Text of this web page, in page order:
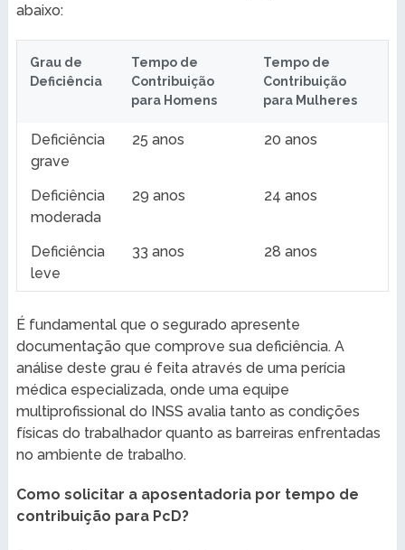
abaixo:
Grau de
Deficiência
Tempo de
Contribuição
para Homens
Tempo de
Contribuição
para Mulheres
Deficiência
grave
25 anos 20 anos
Deficiência
moderada
29 anos 24 anos
Deficiência
leve
33 anos 28 anos
É fundamental que o segurado apresente
documentação que comprove sua deficiência. A
análise deste grau é feita através de uma perícia
médica especializada, onde uma equipe
multiprofissional do INSS avalia tanto as condições
físicas do trabalhador quanto as barreiras enfrentadas
no ambiente de trabalho.
Como solicitar a aposentadoria por tempo de
contribuição para PcD?